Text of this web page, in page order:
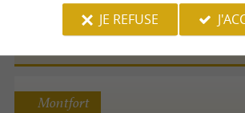
Pavillon des
Montfort
JE REFUSE